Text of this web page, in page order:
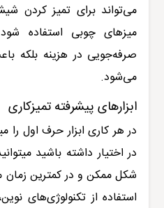
می‌تواند برای تمیز کردن
میزهای چوبی استفاده
صرفه‌جویی در هزینه بلکه
می‌شود.
ابزارهای پیشرفته تمیزکاری
در هر کاری ابزار حرف اول را
در اختیار داشته باشید
شکل ممکن و در کمترین زمان
استفاده از تکنولوژی‌های